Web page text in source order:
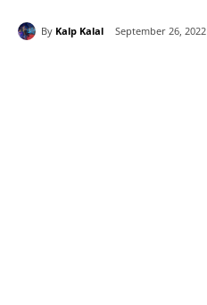
By Kalp Kalal September 26, 2022